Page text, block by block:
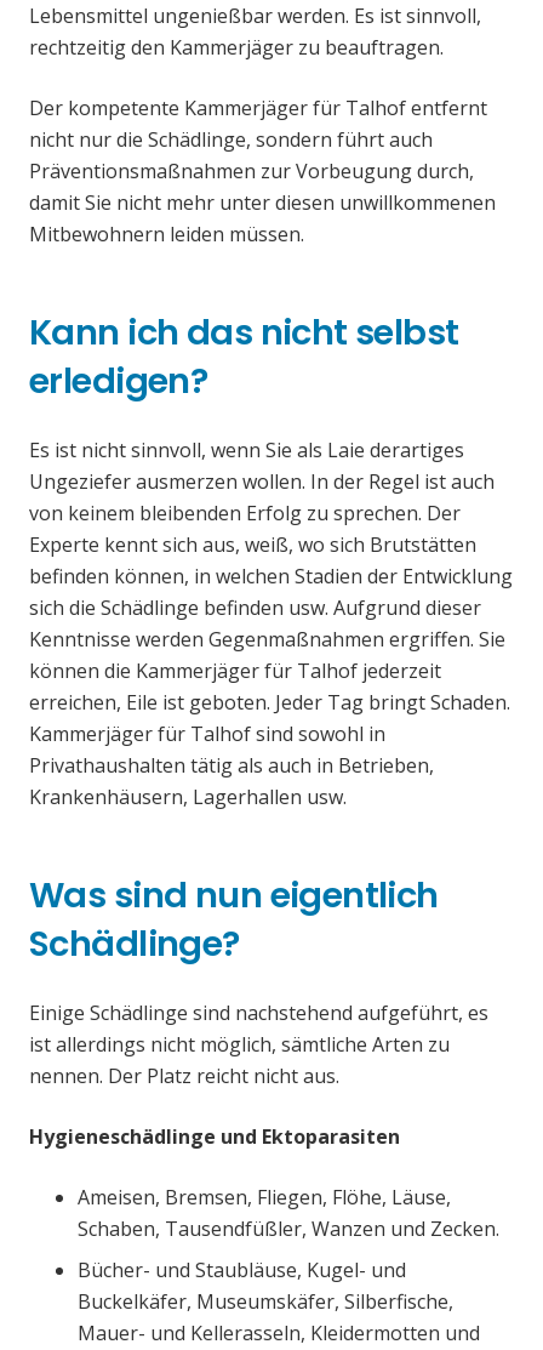
Lebensmittel ungenießbar werden. Es ist sinnvoll,
rechtzeitig den Kammerjäger zu beauftragen.
Der kompetente Kammerjäger für Talhof entfernt
nicht nur die Schädlinge, sondern führt auch
Präventionsmaßnahmen zur Vorbeugung durch,
damit Sie nicht mehr unter diesen unwillkommenen
Mitbewohnern leiden müssen.
Kann ich das nicht selbst
erledigen?
Es ist nicht sinnvoll, wenn Sie als Laie derartiges
Ungeziefer ausmerzen wollen. In der Regel ist auch
von keinem bleibenden Erfolg zu sprechen. Der
Experte kennt sich aus, weiß, wo sich Brutstätten
befinden können, in welchen Stadien der Entwicklung
sich die Schädlinge befinden usw. Aufgrund dieser
Kenntnisse werden Gegenmaßnahmen ergriffen. Sie
können die Kammerjäger für Talhof jederzeit
erreichen, Eile ist geboten. Jeder Tag bringt Schaden.
Kammerjäger für Talhof sind sowohl in
Privathaushalten tätig als auch in Betrieben,
Krankenhäusern, Lagerhallen usw.
Was sind nun eigentlich
Schädlinge?
Einige Schädlinge sind nachstehend aufgeführt, es
ist allerdings nicht möglich, sämtliche Arten zu
nennen. Der Platz reicht nicht aus.
Hygieneschädlinge und Ektoparasiten
Ameisen, Bremsen, Fliegen, Flöhe, Läuse,
Schaben, Tausendfüßler, Wanzen und Zecken.
Bücher- und Staubläuse, Kugel- und
Buckelkäfer, Museumskäfer, Silberfische,
Mauer- und Kellerasseln, Kleidermotten und